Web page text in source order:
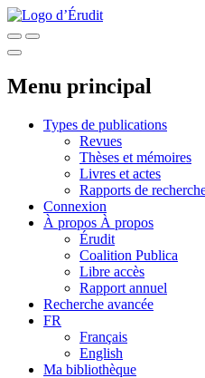
Menu principal
Types de publications
Revues
Thèses et mémoires
Livres et actes
Rapports de
Connexion
À propos À propos
Érudit
Coalition Publica
Libre accès
Rapport annuel
Recherche avancée
FR
Français
English
Ma bibliothèque